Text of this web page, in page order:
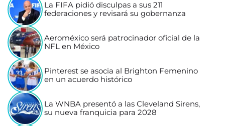
La FIFA pidió disculpas a sus 211
federaciones y revisará su gobernanza
Aeroméxico será patrocinador oficial de la
NFL en México
Pinterest se asocia al Brighton Femenino
en un acuerdo histórico
La WNBA presentó a las Cleveland Sirens,
su nueva franquicia para 2028